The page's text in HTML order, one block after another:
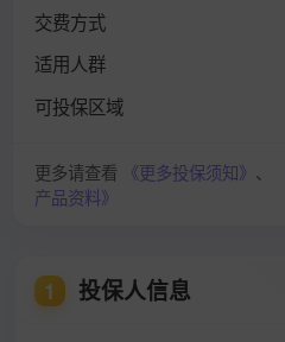
交费方式
适用人群
可投保区域
更多请查看 《更多投保须知》 、
产品资料》
1 投保人信息